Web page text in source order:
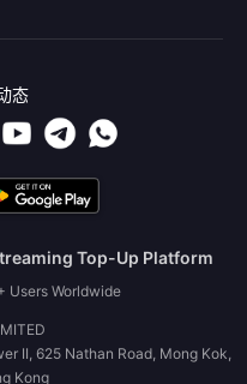
态
Top-Up Platform
Users Worldwide
II, 625 Nathan Road, Mong Kok,
Kong